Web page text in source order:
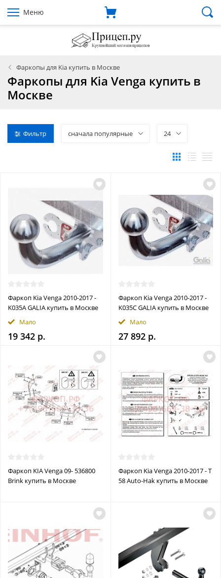
Меню
Фаркопы для Kia купить в Москве
Фаркопы для Kia Venga купить в
Москве
Фильтр сначала популярные 24
Фаркоп Kia Venga 2010-2017 -
K035A GALIA купить в Москве
Мало
19 342 р.
Фаркоп Kia Venga 2010-2017 -
K035C GALIA купить в Москве
Мало
27 892 р.
Фаркоп KIA Venga 09- 536800
Brink купить в Москве
Фаркоп Kia Venga 2010-2017 - T
58 Auto-Hak купить в Москве